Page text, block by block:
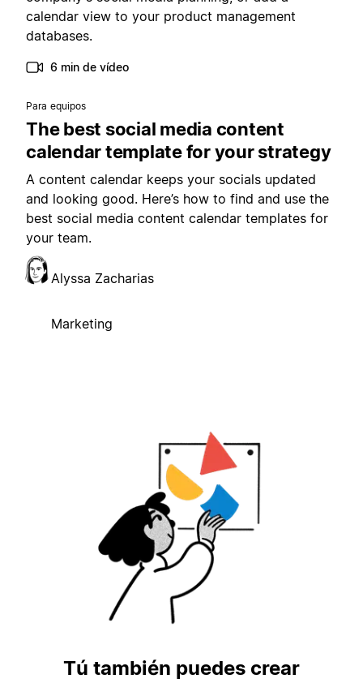
calendar view to your product management
databases.
6 min de vídeo
Para equipos
The best social media content
calendar template for your strategy
A content calendar keeps your socials updated
and looking good. Here’s how to find and use the
best social media content calendar templates for
your team.
Alyssa Zacharias
Marketing
Tú también puedes crear